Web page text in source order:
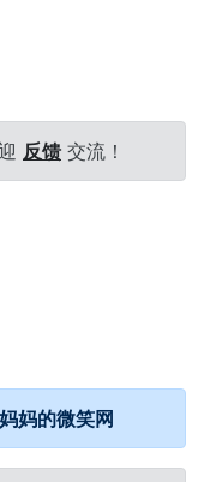
反馈 交流！
妈的微笑网